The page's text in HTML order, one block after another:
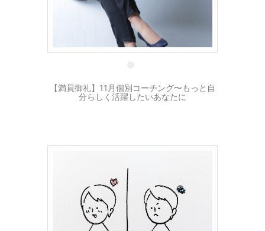
22 10月
【満員御礼】11月個別コーチング〜もっと自
分らしく活躍したいあなたに